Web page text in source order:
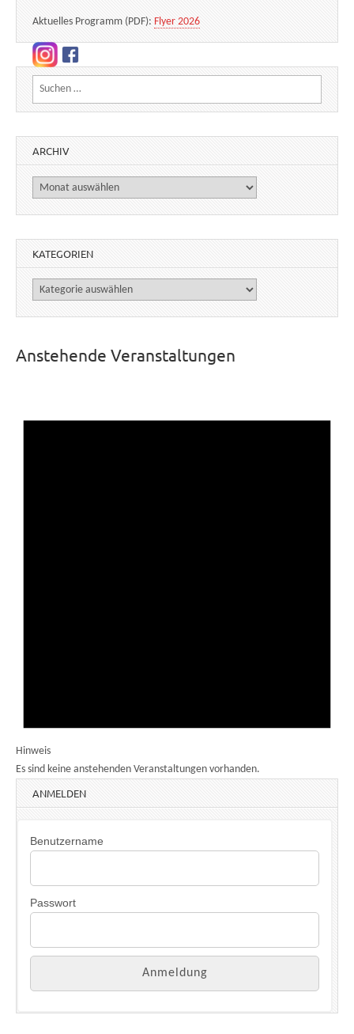
Aktuelles Programm (PDF): Flyer 2026
Suchen nach:
ARCHIV
Archiv
KATEGORIEN
Kategorien
Anstehende Veranstaltungen
Hinweis
Es sind keine anstehenden Veranstaltungen vorhanden.
ANMELDEN
Benutzername
Passwort